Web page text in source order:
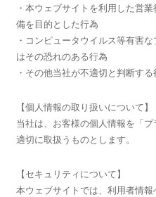
・本ウェブサイトを利用した営
備を目的とした行為
・コンピュータウイルス等有害
はその恐れのある行為
・その他当社が不適切と判断する
【個人情報の取り扱いについて】
当社は、お客様の個人情報を「プ
適切に取扱うものとします。
【セキュリティについて】
本ウェブサイトでは、利用者情報